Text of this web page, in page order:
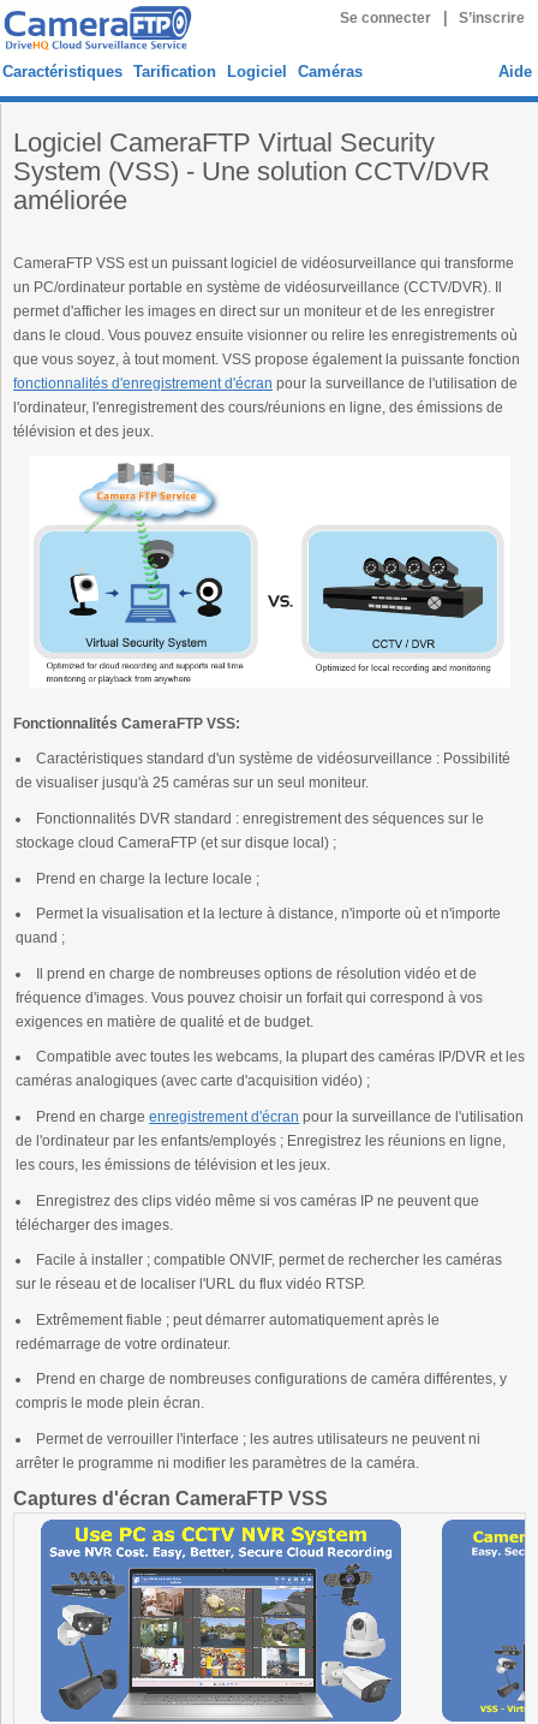
Se connecter S’inscrire
Caractéristiques Tarification Logiciel Caméras Aide
Logiciel CameraFTP Virtual Security
System (VSS) - Une solution CCTV/DVR
améliorée
CameraFTP VSS est un puissant logiciel de vidéosurveillance qui transforme
un PC/ordinateur portable en système de vidéosurveillance (CCTV/DVR). Il
permet d'afficher les images en direct sur un moniteur et de les enregistrer
dans le cloud. Vous pouvez ensuite visionner ou relire les enregistrements où
que vous soyez, à tout moment. VSS propose également la puissante fonction
fonctionnalités d'enregistrement d'écran pour la surveillance de l'utilisation de
l'ordinateur, l'enregistrement des cours/réunions en ligne, des émissions de
télévision et des jeux.
Fonctionnalités CameraFTP VSS:
Caractéristiques standard d'un système de vidéosurveillance : Possibilité
de visualiser jusqu'à 25 caméras sur un seul moniteur.
Fonctionnalités DVR standard : enregistrement des séquences sur le
stockage cloud CameraFTP (et sur disque local) ;
Prend en charge la lecture locale ;
Permet la visualisation et la lecture à distance, n'importe où et n'importe
quand ;
Il prend en charge de nombreuses options de résolution vidéo et de
fréquence d'images. Vous pouvez choisir un forfait qui correspond à vos
exigences en matière de qualité et de budget.
Compatible avec toutes les webcams, la plupart des caméras IP/DVR et les
caméras analogiques (avec carte d'acquisition vidéo) ;
Prend en chargeenregistrement d'écran pour la surveillance de l'utilisation
de l'ordinateur par les enfants/employés ; Enregistrez les réunions en ligne,
les cours, les émissions de télévision et les jeux.
Enregistrez des clips vidéo même si vos caméras IP ne peuvent que
télécharger des images.
Facile à installer ; compatible ONVIF, permet de rechercher les caméras
sur le réseau et de localiser l'URL du flux vidéo RTSP.
Extrêmement fiable ; peut démarrer automatiquement après le
redémarrage de votre ordinateur.
Prend en charge de nombreuses configurations de caméra différentes, y
compris le mode plein écran.
Permet de verrouiller l'interface ; les autres utilisateurs ne peuvent ni
arrêter le programme ni modifier les paramètres de la caméra.
Captures d'écran CameraFTP VSS